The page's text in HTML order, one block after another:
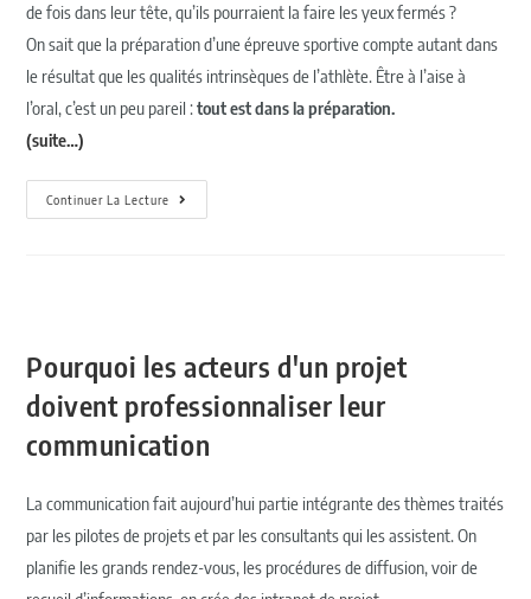
de fois dans leur tête, qu’ils pourraient la faire les yeux fermés ?
On sait que la préparation d’une épreuve sportive compte autant dans
le résultat que les qualités intrinsèques de l’athlète. Être à l’aise à
l’oral, c’est un peu pareil :tout est dans la préparation.
(suite…)
Continuer La Lecture
Pourquoi les acteurs d'un projet
doivent professionnaliser leur
communication
La communication fait aujourd’hui partie intégrante des thèmes traités
par les pilotes de projets et par les consultants qui les assistent. On
planifie les grands rendez-vous, les procédures de diffusion, voir de